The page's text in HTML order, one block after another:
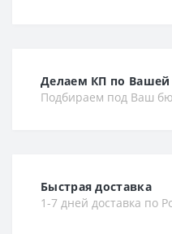
Делаем КП по
Подбираем под Ваш
Быстрая доставка
1-7 дней доставка по